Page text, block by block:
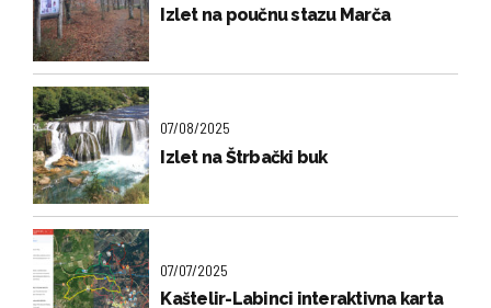
Izlet na poučnu stazu Marča
07/08/2025
Izlet na Štrbački buk
07/07/2025
Kaštelir-Labinci interaktivna karta